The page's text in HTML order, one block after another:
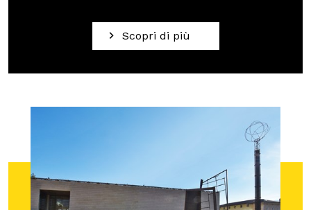
Visita il Mart in totale sicurezza: le nostre norme COVID-19
ITA ENG DEU
Scopri di più